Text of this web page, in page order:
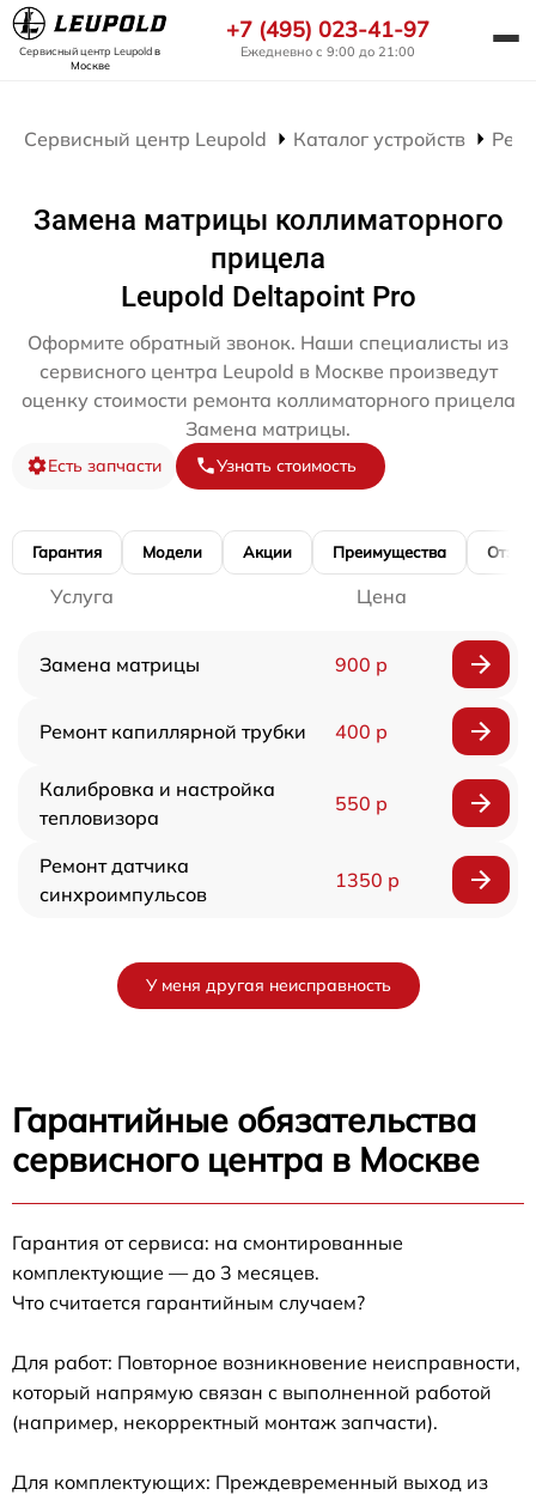
Сервисный центр Leupoldв
Москве
+7 (495) 023-41-97
Ежедневно с 9:00 до 21:00
Сервисный центр Leupold Каталог устройств
Замена матрицы коллиматорного
прицела
Leupold Deltapoint Pro
Оформите обратный звонок. Наши специалисты из
сервисного центра Leupold в Москве произведут
оценку стоимости ремонта коллиматорного прицела
Замена матрицы.
Есть запчасти Узнать стоимость
Гарантия Модели Акции Преимущества
Услуга Цена
Замена матрицы 900 р
Ремонт капиллярной трубки 400 р
Калибровка и настройка
тепловизора
550 р
Ремонт датчика
синхроимпульсов
1350 р
У меня другая неисправность
Гарантийные обязательства
сервисного центра в Москве
Гарантия от сервиса: на смонтированные
комплектующие — до 3 месяцев.
Что считается гарантийным случаем?
Для работ: Повторное возникновение неисправности,
который напрямую связан с выполненной работой
(например, некорректный монтаж запчасти).
Для комплектующих: Преждевременный выход из